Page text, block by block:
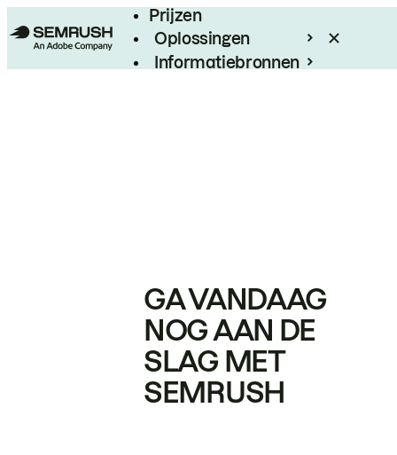
Prijzen
Oplossingen
Informatiebronnen
GA VANDAAG
NOG AAN DE
SLAG MET
SEMRUSH